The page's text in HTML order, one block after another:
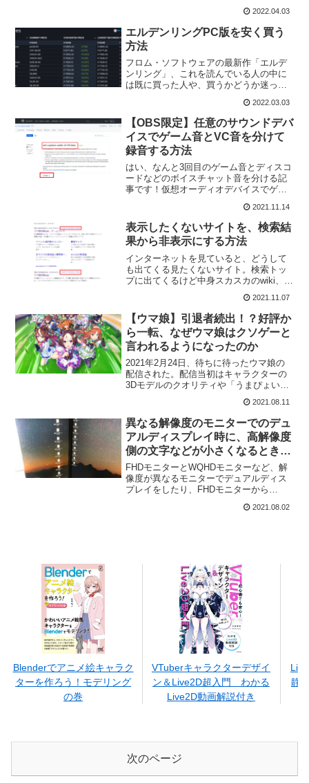
ったのか、ですが。それは、私もオンラ
インボードゲームを探していた時期があ
り、その時にヒットしてくる...
2022.04.03
エルデンリングPC版を安く買う
方法
フロム・ソフトウェアの最新作「エルデ
ンリング」、これを読んでいる人の中に
は既に買った人や、買うかどうか迷って
うとしている方！分かります。steamの
値段見ると9240円もしますもんね。この
値段、stea...
2022.03.03
【OBS限定】任意のサウンドデバ
イスでゲーム音とVC音を分けて
録音する方法
はい、なんと3回目のゲーム音とディスコ
ードなどのボイスチャット音を分ける記
事です！仮想オーディオデバイスでゲー
ちらハードウェアでゲーム音とボイスチ
ャット音を分けた記事はこちら仮想オー
ディオでは遅延が、ハー...
2021.11.14
表示したくないサイトを、検索結
果から非表示にする方法
インターネットを見ていると、どうして
も出てくる見たくないサイト。検索トッ
プに出てくるけど中身スカスカのwiki、自
など、見たくないサイトは人によってい
ろいろありますが、今回はそんなサイト
を表示しないように...
2021.11.07
【ウマ娘】引退者続出！？好評か
ら一転、なぜウマ娘はクソゲーと
言われるようになったのか
2021年2月24日、待ちに待ったウマ娘の
配信された。配信当初はキャラクターの
3Dモデルのクオリティや「うまぴょい伝
ーやYouTubeなど、さまざまなSNSで大
好評！ウマ娘のR-18絵に対するウマ娘警
察と...
2021.08.11
異なる解像度のモニターでのデュ
アルディスプレイ時に、高解像度
側の文字などが小さくなるときの
対処法
FHDモニターとWQHDモニターなど、解
像度が異なるモニターでデュアルディス
プレイをしたり、FHDモニターから
モニターの文字やアイコンが小さく見え
2021.08.02
Blenderでアニメ絵キャラク
ターを作ろう！モデリング
の巻
VTuberキャラクターデザイ
ン＆Live2D超入門 わかる
Live2D動画解説付き
静
次のページ